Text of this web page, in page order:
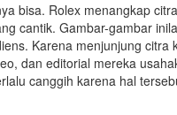
bisa. Rolex menangkap
cantik. Gambar-gambar
Karena menjunjung
dan editorial mereka
canggih karena hal